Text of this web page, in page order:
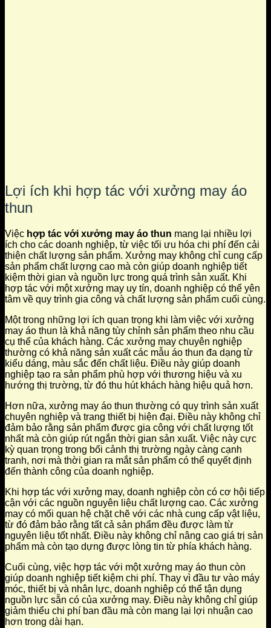
Lợi ích khi hợp tác với xưởng may áo
thun
Việc hợp tác với xưởng may áo thun mang lại nhiều lợi
ích cho các doanh nghiệp, từ việc tối ưu hóa chi phí đến cải
thiện chất lượng sản phẩm. Xưởng may không chỉ cung cấp
sản phẩm chất lượng cao mà còn giúp doanh nghiệp tiết
kiệm thời gian và nguồn lực trong quá trình sản xuất. Khi
hợp tác với một xưởng may uy tín, doanh nghiệp có thể yên
tâm về quy trình gia công và chất lượng sản phẩm cuối cùng.
Một trong những lợi ích quan trọng khi làm việc với xưởng
may áo thun là khả năng tùy chỉnh sản phẩm theo nhu cầu
cụ thể của khách hàng. Các xưởng may chuyên nghiệp
thường có khả năng sản xuất các mẫu áo thun đa dạng từ
kiểu dáng, màu sắc đến chất liệu. Điều này giúp doanh
nghiệp tạo ra sản phẩm phù hợp với thương hiệu và xu
hướng thị trường, từ đó thu hút khách hàng hiệu quả hơn.
Hơn nữa, xưởng may áo thun thường có quy trình sản xuất
chuyên nghiệp và trang thiết bị hiện đại. Điều này không chỉ
đảm bảo rằng sản phẩm được gia công với chất lượng tốt
nhất mà còn giúp rút ngắn thời gian sản xuất. Việc này cực
kỳ quan trọng trong bối cảnh thị trường ngày càng cạnh
tranh, nơi mà thời gian ra mắt sản phẩm có thể quyết định
đến thành công của doanh nghiệp.
Khi hợp tác với xưởng may, doanh nghiệp còn có cơ hội tiếp
cận với các nguồn nguyên liệu chất lượng cao. Các xưởng
may có mối quan hệ chặt chẽ với các nhà cung cấp vật liệu,
từ đó đảm bảo rằng tất cả sản phẩm đều được làm từ
nguyên liệu tốt nhất. Điều này không chỉ nâng cao giá trị sản
phẩm mà còn tạo dựng được lòng tin từ phía khách hàng.
Cuối cùng, việc hợp tác với một xưởng may áo thun còn
giúp doanh nghiệp tiết kiệm chi phí. Thay vì đầu tư vào máy
móc, thiết bị và nhân lực, doanh nghiệp có thể tận dụng
nguồn lực sẵn có của xưởng may. Điều này không chỉ giúp
giảm thiểu chi phí ban đầu mà còn mang lại lợi nhuận cao
hơn trong dài hạn.